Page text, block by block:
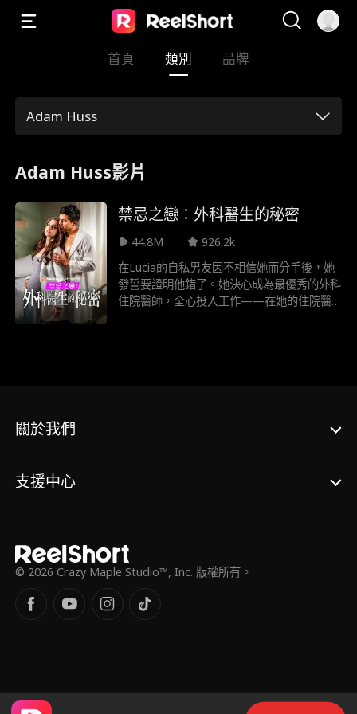
首頁 類別 品牌
Adam Huss
Adam Huss影片
禁忌之戀：外科醫生的秘密
44.8M
926.2k
在Lucia的自私男友因不相信她而分手後，她
發誓要證明他錯了。她決心成為最優秀的外科
住院醫師，全心投入工作——在她的住院醫
關於我們
支援中心
© 2026 Crazy Maple Studio™, Inc. 版權所有。